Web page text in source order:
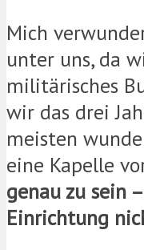
Mich
unter uns, da
militärisches
wir das drei
meisten
eine Kapelle
genau zu sein –
Einrichtung